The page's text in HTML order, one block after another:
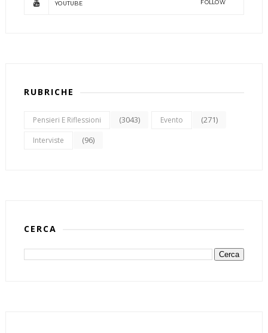
YOUTUBE FOLLOW
RUBRICHE
Pensieri E Riflessioni (3043) Evento (271)
Interviste (96)
CERCA